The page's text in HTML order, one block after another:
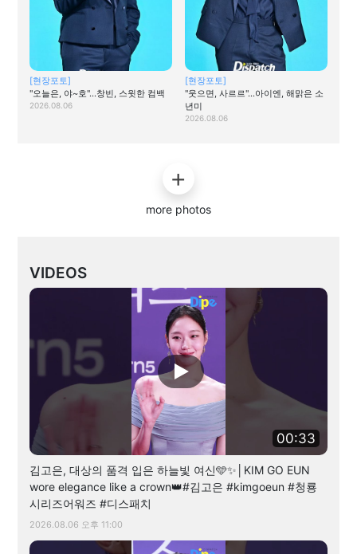
[현장포토]
"오늘은, 야~호"…창빈, 스윗한 컴백
2026.08.06
[현장포토]
"웃으면, 사르르"…아이엔, 해맑은 소
년미
2026.08.06
more photos
VIDEOS
00:33
김고은, 대상의 품격 입은 하늘빛 여신🩵✨│KIM GO EUN
wore elegance like a crown👑#김고은 #kimgoeun #청룡
시리즈어워즈 #디스패치
2026.08.06 오후 11:00